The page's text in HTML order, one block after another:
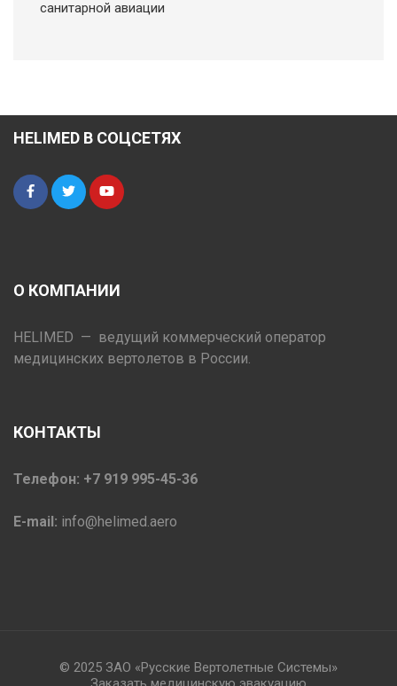
санитарной авиации
HELIMED В СОЦСЕТЯХ
О КОМПАНИИ
HELIMED — ведущий коммерческий оператор
медицинских вертолетов в России.
КОНТАКТЫ
Телефон: +7 919 995-45-36
E-mail: info@helimed.aero
© 2025 ЗАО «Русские Вертолетные Системы»